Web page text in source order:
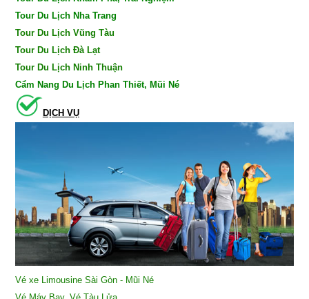
Tour Du Lịch Nha Trang
Tour Du Lịch Vũng Tàu
Tour Du Lịch Đà Lạt
Tour Du Lịch Ninh Thuận
Cẩm Nang Du Lịch Phan Thiết, Mũi Né
DỊCH VỤ
Vé xe Limousine Sài Gòn - Mũi Né